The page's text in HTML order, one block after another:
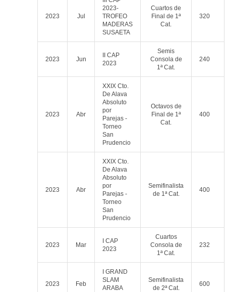
2023 Jul
2023-
TROFEO
MADERAS
SUSAETA
Cuartos de
Final de 1ª
Cat.
320
2023 Jun
II CAP
2023
Semis
Consola de
1ª Cat.
240
2023 Abr
XXIX Cto.
De Alava
Absoluto
por
Parejas -
Torneo
San
Prudencio
Octavos de
Final de 1ª
Cat.
400
2023 Abr
XXIX Cto.
De Alava
Absoluto
por
Parejas -
Torneo
San
Prudencio
Semifinalista
de 1ª Cat.
400
2023 Mar
I CAP
2023
Cuartos
Consola de
1ª Cat.
232
2023 Feb
I GRAND
SLAM
ARABA
Semifinalista
de 2ª Cat.
600